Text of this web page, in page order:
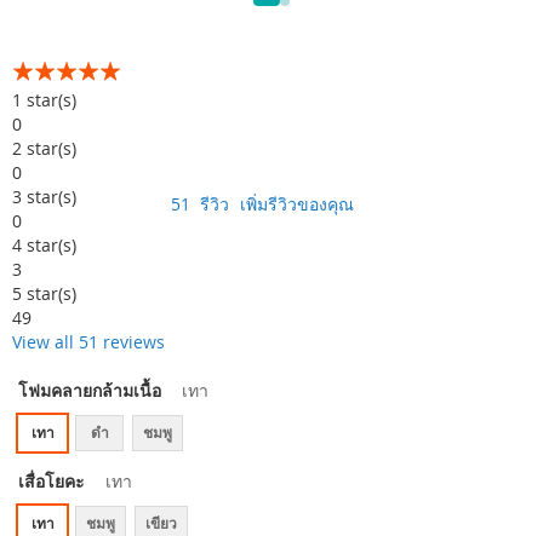
อันดับ:
99% of100
1 star(s)
0
2 star(s)
0
3 star(s)
0
4 star(s)
3
5 star(s)
49
View all 51 reviews
51 รีวิว เพิ่มรีวิวของคุณ
โฟมคลายกล้ามเนื้อ เทา
เทา ดำ ชมพู
เสื่อโยคะ เทา
เทา ชมพู เขียว